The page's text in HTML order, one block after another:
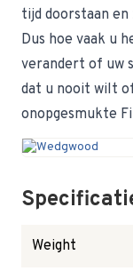
tijd doorstaan
Dus hoe vaak u
verandert of uw
dat u nooit wilt
onopgesmukte
Weight